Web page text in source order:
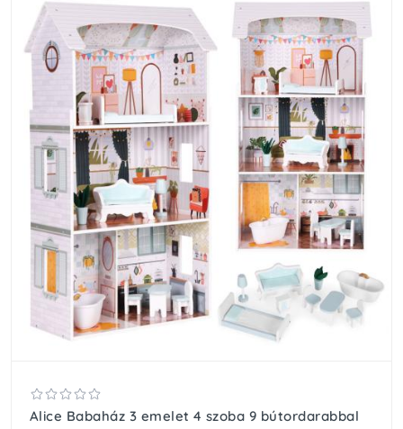
Alice Babaház 3 emelet 4 szoba 9 bútordarabbal